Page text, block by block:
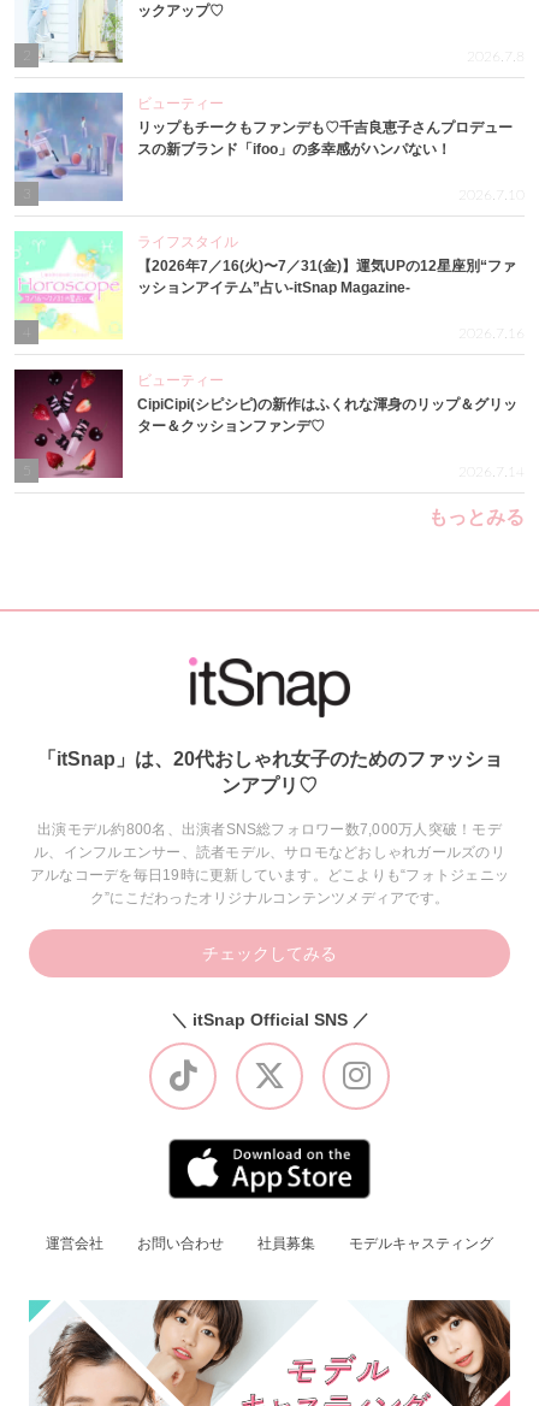
ックアップ♡
2026.7.8
3
ビューティー
リップもチークもファンデも♡千吉良恵子さんプロデュー
スの新ブランド「ifoo」の多幸感がハンパない！
2026.7.10
ライフスタイル
【2026年7／16(火)〜7／31(金)】運気UPの12星座別“ファ
ッションアイテム”占い-itSnap Magazine-
2026.7.16
ビューティー
CipiCipi(シピシピ)の新作はふくれな渾身のリップ＆グリッ
ター＆クッションファンデ♡
2026.7.14
もっとみる
「itSnap」は、20代おしゃれ女子のためのファッショ
ンアプリ♡
出演モデル約800名、出演者SNS総フォロワー数7,000万人突破！モデ
ル、インフルエンサー、読者モデル、サロモなどおしゃれガールズのリ
アルなコーデを毎日19時に更新しています。どこよりも“フォトジェニッ
ク”にこだわったオリジナルコンテンツメディアです。
チェックしてみる
＼ itSnap Official SNS ／
運営会社 お問い合わせ 社員募集 モデルキャスティング